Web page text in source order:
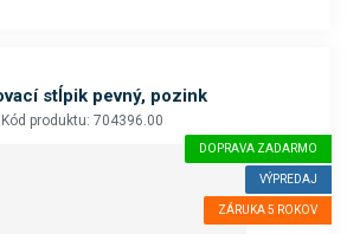
stĺpik pevný, pozink
Kód produktu: 704396.00
DOPRAVA ZADARMO
VÝPREDAJ
ZÁRUKA 5 ROKOV